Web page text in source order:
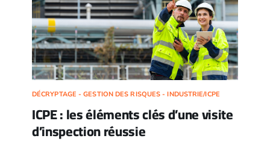
DÉCRYPTAGE - GESTION DES RISQUES - INDUSTRIE/ICPE
ICPE : les éléments clés d’une visite
d’inspection réussie